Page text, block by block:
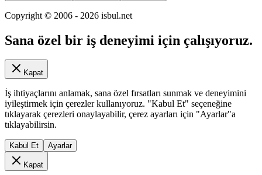
Copyright © 2006 - 2026 isbul.net
Sana özel bir iş deneyimi için çalışıyoruz.
Kapat
İş ihtiyaçlarını anlamak, sana özel fırsatları sunmak ve deneyimini
iyileştirmek için çerezler kullanıyoruz. "Kabul Et" seçeneğine
tıklayarak çerezleri onaylayabilir, çerez ayarları için "Ayarlar"a
tıklayabilirsin.
Kabul Et Ayarlar
Kapat